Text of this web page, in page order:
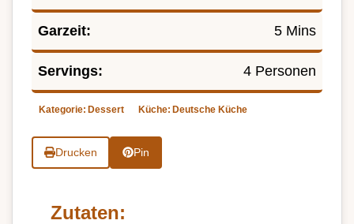
Garzeit: 5 Mins
Servings: 4 Personen
Kategorie: Dessert Küche: Deutsche Küche
Drucken Pin
Zutaten: